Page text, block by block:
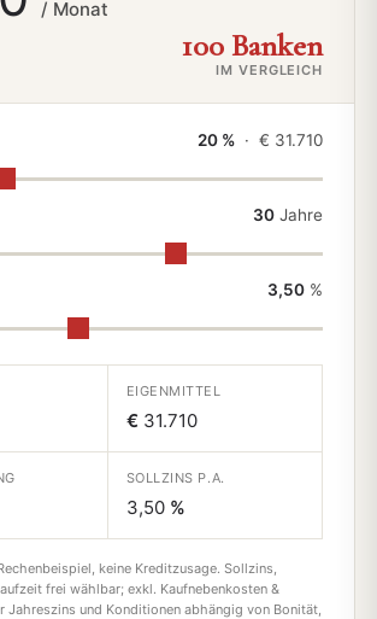
/ Monat
100 Banken
IM VERGLEICH
20 % · € 31.710
30 Jahre
3,50 %
EIGENMITTEL
€ 31.710
SOLLZINS P.A.
3,50%
keine Kreditzusage. Sollzins,
frei wählbar; exkl. Kaufnebenkosten &
Jahreszins und Konditionen abhängig von Bonität,